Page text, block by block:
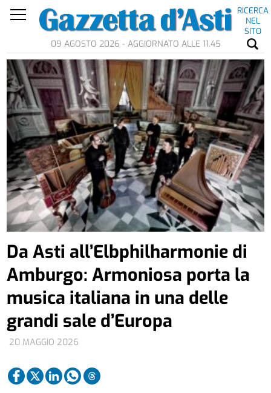
RICERCA
NEL
SITO
09 AGOSTO 2026 - AGGIORNATO ALLE 11.45
20 MAGGIO 2026
Da Asti all’Elbphilharmonie di
Amburgo: Armoniosa porta la
musica italiana in una delle
grandi sale d’Europa